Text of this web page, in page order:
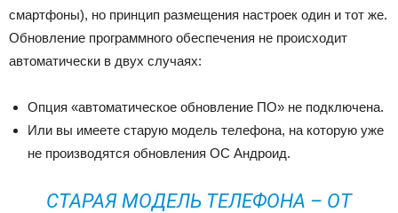
смартфоны), но принцип размещения настроек один и тот же.
Обновление программного обеспечения не происходит
автоматически в двух случаях:
Опция «автоматическое обновление ПО» не подключена.
Или вы имеете старую модель телефона, на которую уже
не производятся обновления ОС Андроид.
СТАРАЯ МОДЕЛЬ ТЕЛЕФОНА – ОТ